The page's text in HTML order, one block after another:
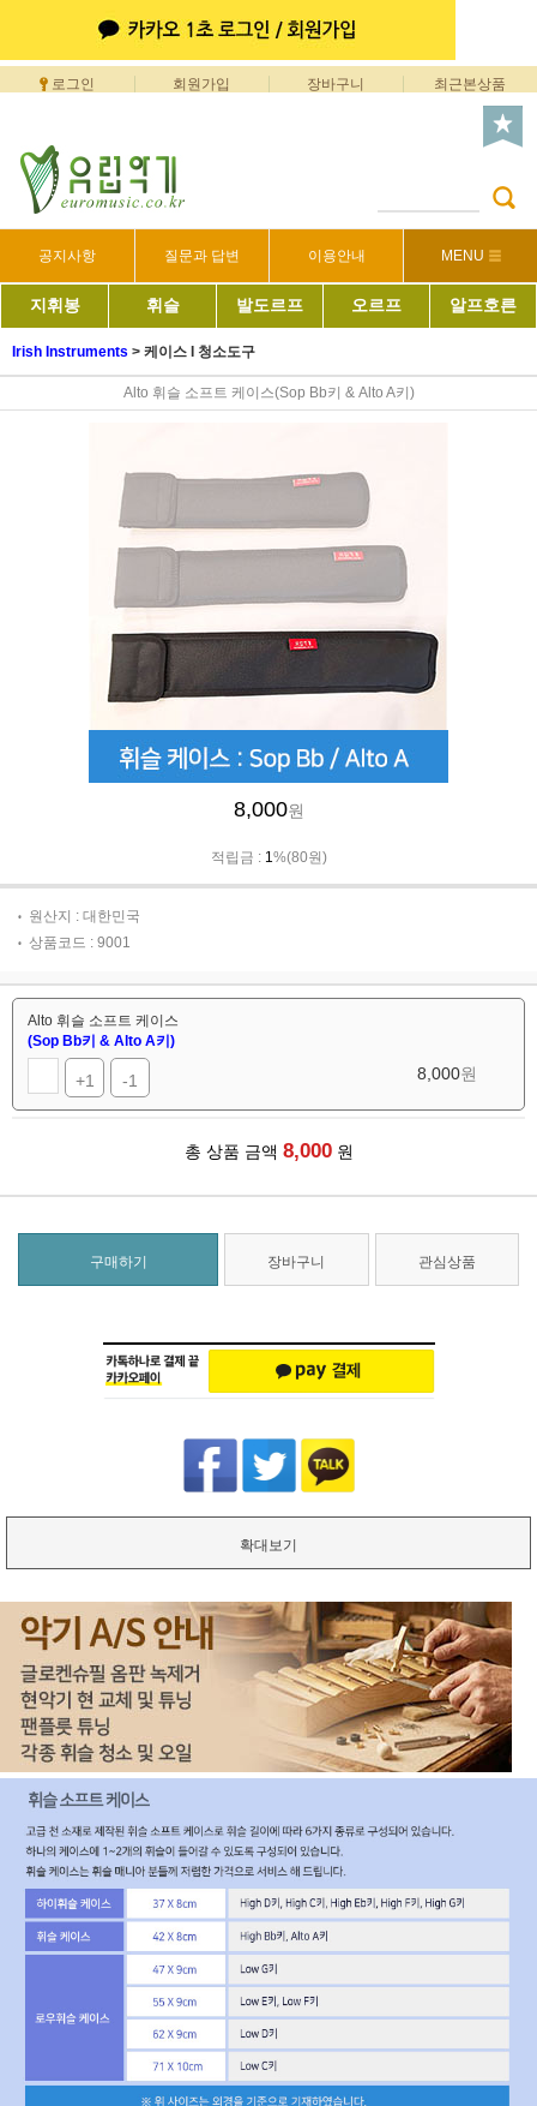
로그인 회원가입 장바구니 최근본상품
공지사항 질문과 답변 이용안내 MENU
지휘봉 휘슬 발도르프 오르프 알프호른
Irish Instruments > 케이스 I 청소도구
Alto 휘슬 소프트 케이스(Sop Bb키 & Alto A키)
8,000원
적립금 : 1%(80원)
원산지 : 대한민국
상품코드 : 9001
Alto 휘슬 소프트 케이스
(Sop Bb키 & Alto A키)
+1 -1 8,000원
총 상품 금액 8,000 원
구매하기 장바구니 관심상품
확대보기